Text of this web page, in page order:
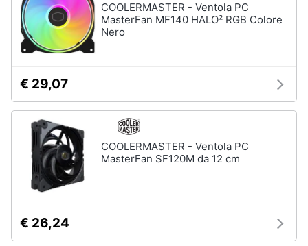
Motori
Libri,
dvd
Festività
e
ricorrenze
Servizi
COOLERMASTER - Ventola PC
MasterFan MF140 HALO² RGB Colore
Nero
€ 29,07
COOLERMASTER - Ventola PC
MasterFan SF120M da 12 cm
€ 26,24